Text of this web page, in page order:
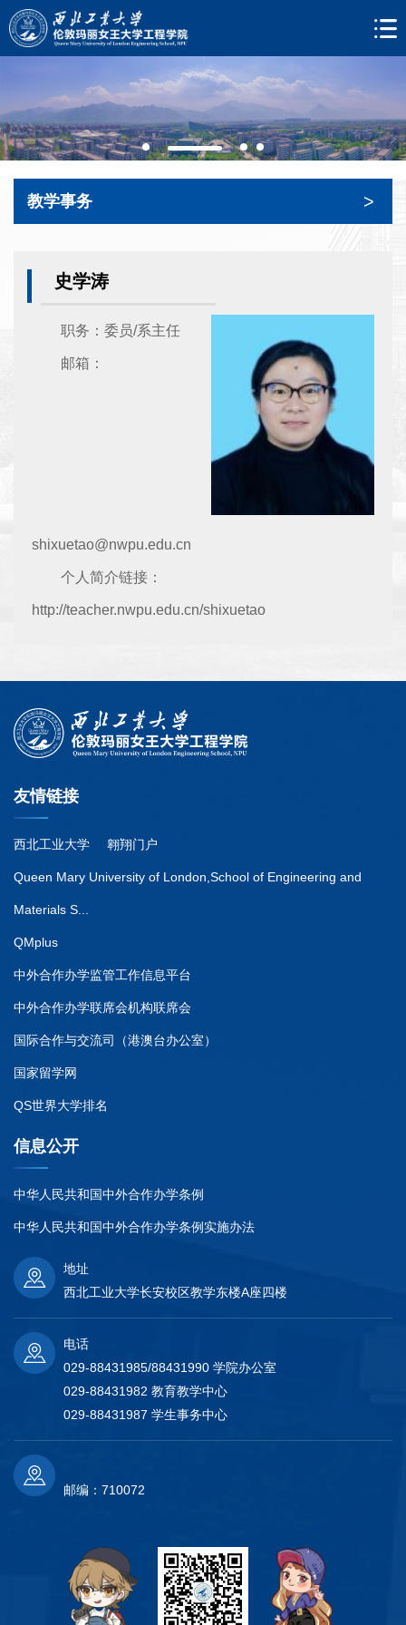
教学事务 >
史学涛
职务：委员/系主任
邮箱：
shixuetao@nwpu.edu.cn
个人简介链接：
http://teacher.nwpu.edu.cn/shixuetao
友情链接
西北工业大学 翱翔门户
Queen Mary University of London,School of Engineering and
Materials S...
QMplus
中外合作办学监管工作信息平台
中外合作办学联席会机构联席会
国际合作与交流司（港澳台办公室）
国家留学网
QS世界大学排名
信息公开
中华人民共和国中外合作办学条例
中华人民共和国中外合作办学条例实施办法
地址
西北工业大学长安校区教学东楼A座四楼
电话
029-88431985/88431990 学院办公室
029-88431982 教育教学中心
029-88431987 学生事务中心
邮编：710072